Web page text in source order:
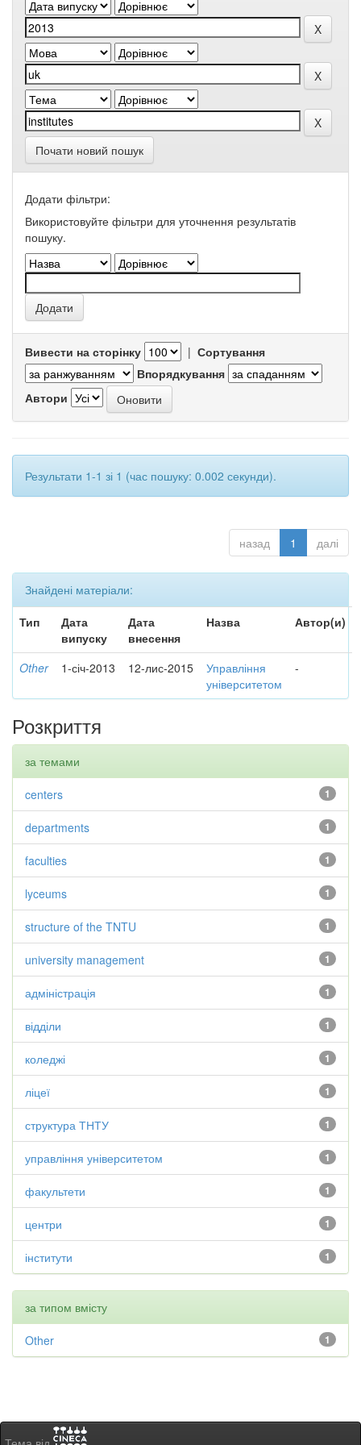
Почати новий пошук
Додати фільтри:
Використовуйте фільтри для уточнення результатів
пошуку.
Вивести на сторінку | Сортування
Впорядкування
Автори
Результати 1-1 зі 1 (час пошуку: 0.002 секунди).
назад 1 далі
Знайдені матеріали:
Тип
Дата
випуску
Дата
внесення
Назва Автор(и)
Other 1-січ-2013 12-лис-2015
Управління
університетом
-
Розкриття
за темами
1
centers
1
departments
1
faculties
1
lyceums
1
structure of the TNTU
1
university management
1
адміністрація
1
відділи
1
коледжі
1
ліцеї
1
структура ТНТУ
1
управління університетом
1
факультети
1
центри
1
інститути
за типом вмісту
1
Other